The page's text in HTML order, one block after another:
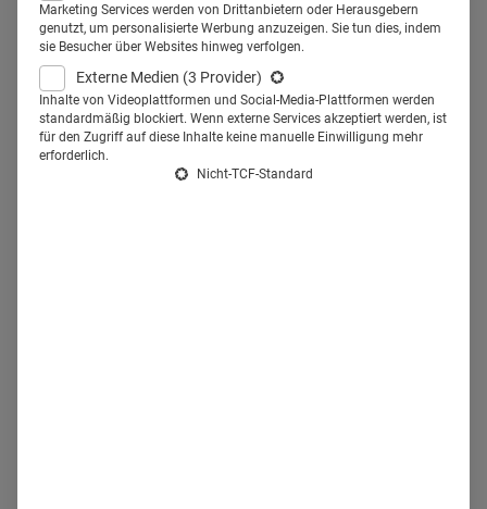
den Ärzten noch zudenken darf,
ohne strafrechtlich belangt zu
werden. Wir hätten da ein paar
Ideen.
Marketing Services werden von Drittanbietern oder Herausgebern
genutzt, um personalisierte Werbung anzuzeigen. Sie tun dies, indem
sie Besucher über Websites hinweg verfolgen.
Externe Medien (3 Provider)
Inhalte von Videoplattformen und Social-Media-Plattformen werden
standardmäßig blockiert. Wenn externe Services akzeptiert werden, ist
für den Zugriff auf diese Inhalte keine manuelle Einwilligung mehr
erforderlich.
Nicht-TCF-Standard